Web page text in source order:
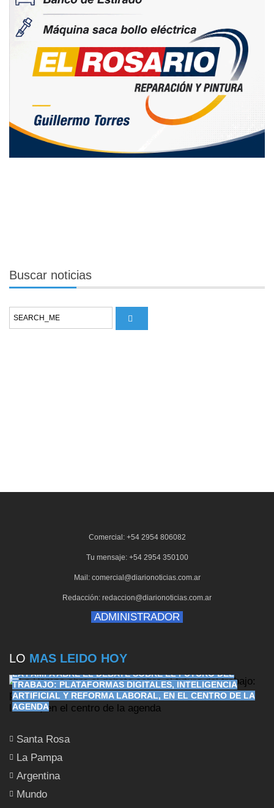
Buscar noticias
Comercial: +54 2954 806082
Tu mensaje: +54 2954 350100
Mail: comercial@diarionoticias.com.ar
Redacción: redaccion@diarionoticias.com.ar
ADMINISTRADOR
LO MAS LEIDO HOY
LA PAMPA ABRE EL DEBATE SOBRE EL FUTURO DEL
TRABAJO: PLATAFORMAS DIGITALES, INTELIGENCIA
ARTIFICIAL Y REFORMA LABORAL, EN EL CENTRO DE LA
AGENDA
Santa Rosa
La Pampa
Argentina
Mundo